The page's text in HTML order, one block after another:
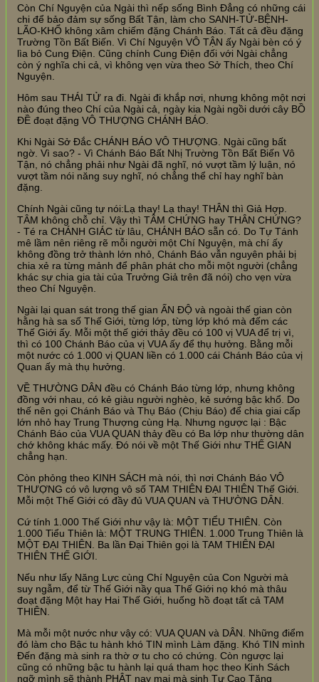
Còn Chí Nguyện của Ngài thì nếp sống Bình Đẳng có những cái
chi để bảo đảm sự sống Bất Tận, làm cho SANH-TỬ-BỆNH-
LÃO-KHỔ không xâm chiếm đặng Chánh Báo. Tất cả đều đặng
Trường Tồn Bất Biến. Vì Chí Nguyện VÔ TẬN ấy Ngài bèn có ý
lìa bỏ Cung Điện. Cũng chính Cung Điện đối với Ngài chẳng
còn ý nghĩa chi cả, vì không vẹn vừa theo Sở Thích, theo Chí
Nguyện.
Hôm sau THÁI TỬ ra đi. Ngài đi khắp nơi, nhưng không một nơi
nào đúng theo Chí của Ngài cả, ngày kia Ngài ngồi dưới cây BỒ
ĐỀ đoạt đặng VÔ THƯỢNG CHÁNH BÁO.
Khi Ngài Sở Đắc CHÁNH BÁO VÔ THƯỢNG. Ngài cũng bất
ngờ. Vì sao? - Vì Chánh Báo Bất Nhị Trường Tồn Bất Biến Vô
Tận, nó chẳng phải như Ngài đã nghĩ, nó vượt tầm lý luận, nó
vượt tầm nói năng suy nghĩ, nó chẳng thể chỉ hay nghĩ bàn
đặng.
Chính Ngài cũng tự nói:Lạ thay! Lạ thay! THÂN thì Giả Hợp.
TÂM không chỗ chỉ. Vậy thì TÂM CHỨNG hay THÂN CHỨNG?
- Té ra CHÁNH GIÁC từ lâu, CHÁNH BÁO sẵn có. Do Tự Tánh
mê lầm nên riêng rẽ mỗi người một Chí Nguyện, mà chí ấy
không đồng trở thành lớn nhỏ, Chánh Báo vẫn nguyên phải bị
chia xẻ ra từng mảnh để phân phát cho mỗi một người (chẳng
khác sự chia gia tài của Trưởng Giả trên đã nói) cho vẹn vừa
theo Chí Nguyện.
Ngài lại quan sát trong thế gian ẤN ĐỘ và ngoài thế gian còn
hằng hà sa số Thế Giới, từng lớp, từng lớp khó mà đếm các
Thế Giới ấy. Mỗi một thế giới thảy đều có 100 vị VUA để trị vì,
thì có 100 Chánh Báo của vị VUA ấy để thụ hưởng. Bằng mỗi
một nước có 1.000 vị QUAN liền có 1.000 cái Chánh Báo của vị
Quan ấy mà thụ hưởng.
VỀ THƯỜNG DÂN đều có Chánh Báo từng lớp, nhưng không
đồng với nhau, có kẻ giàu người nghèo, kẻ sướng bậc khổ. Do
thế nên gọi Chánh Báo và Thụ Báo (Chịu Báo) để chia giai cấp
lớn nhỏ hay Trung Thượng cùng Hạ. Nhưng ngược lại : Bậc
Chánh Báo của VUA QUAN thảy đều có Ba lớp như thường dân
chớ không khác mấy. Đó nói về một Thế Giới như THẾ GIAN
chẳng hạn.
Còn phỏng theo KINH SÁCH mà nói, thì nơi Chánh Báo VÔ
THƯỢNG có vô lượng vô số TAM THIÊN ĐẠI THIÊN Thế Giới.
Mỗi một Thế Giới có đầy đủ VUA QUAN và THƯỜNG DÂN.
Cứ tính 1.000 Thế Giới như vậy là: MỘT TIỂU THIÊN. Còn
1.000 Tiểu Thiên là: MỘT TRUNG THIÊN. 1.000 Trung Thiên là
MỘT ĐẠI THIÊN. Ba lần Đại Thiên gọi là TAM THIÊN ĐẠI
THIÊN THẾ GIỚI.
Nếu như lấy Năng Lực cùng Chí Nguyện của Con Người mà
suy ngẫm, để từ Thế Giới nầy qua Thế Giới nọ khó mà thâu
đoạt đặng Một hay Hai Thế Giới, huống hồ đoạt tất cả TAM
THIÊN.
Mà mỗi một nước như vậy có: VUA QUAN và DÂN. Những điểm
đó làm cho Bậc tu hành khó TIN mình Làm đặng. Khó TIN mình
Đến đặng mà sinh ra thờ ơ tu cho có chứng. Còn ngược lại
cũng có những bậc tu hành lại quá tham học theo Kinh Sách
ngỡ mình sẽ thành PHẬT nay mai mà sinh Tự Cao Tăng